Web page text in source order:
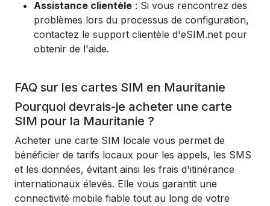
Assistance clientèle : Si vous rencontrez des
problèmes lors du processus de configuration,
contactez le support clientèle d'eSIM.net pour
obtenir de l'aide.
FAQ sur les cartes SIM en Mauritanie
Pourquoi devrais-je acheter une carte
SIM pour la Mauritanie ?
Acheter une carte SIM locale vous permet de
bénéficier de tarifs locaux pour les appels, les SMS
et les données, évitant ainsi les frais d'itinérance
internationaux élevés. Elle vous garantit une
connectivité mobile fiable tout au long de votre